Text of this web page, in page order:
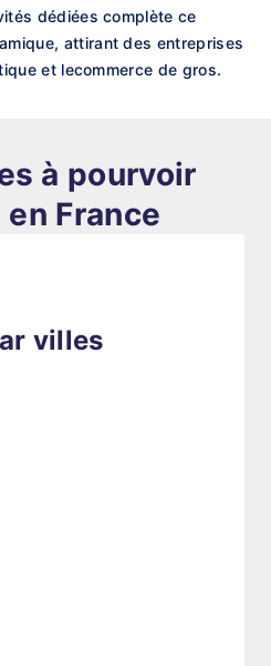
dédiées complète ce
attirant des entreprises
et lecommerce de gros.
à pourvoir
France
villes